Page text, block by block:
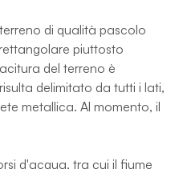
di qualità pascolo
piuttosto
del terreno è
delimitato da tutti i lati,
metallica. Al momento, il
d'acqua, tra cui il fiume